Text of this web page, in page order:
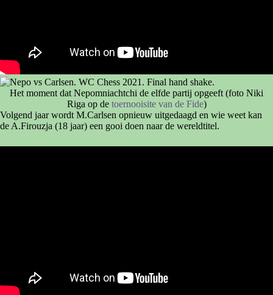
Het moment dat Nepomniachtchi de elfde partij opgeeft (foto Niki
Riga op de toernooisite van de Fide)
Volgend jaar wordt M.Carlsen opnieuw uitgedaagd en wie weet kan
de A.Firouzja (18 jaar) een gooi doen naar de wereldtitel.